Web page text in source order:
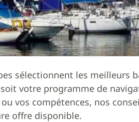
sélectionnent les meilleurs
votre programme de
vos compétences, nos
offre disponible.